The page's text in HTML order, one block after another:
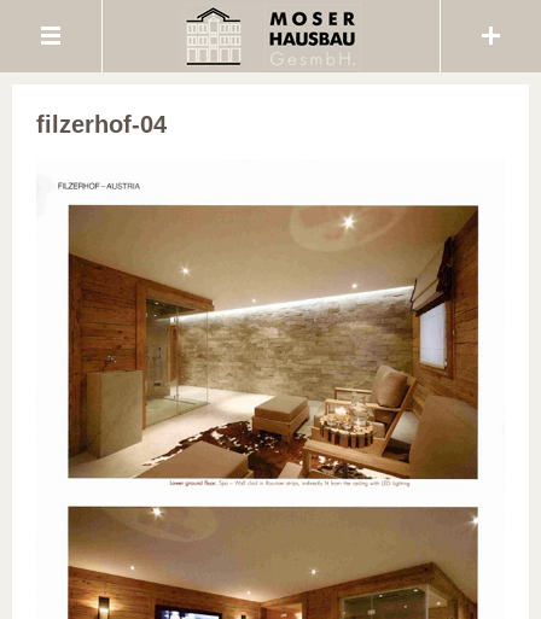
filzerhof-04